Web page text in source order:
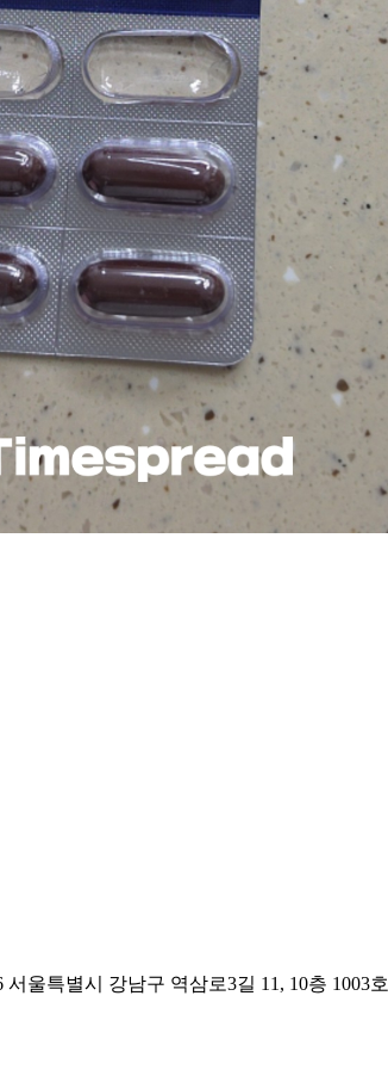
서울특별시 강남구 역삼로3길 11, 10층 1003호